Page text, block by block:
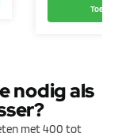
nodig als
met 400 tot